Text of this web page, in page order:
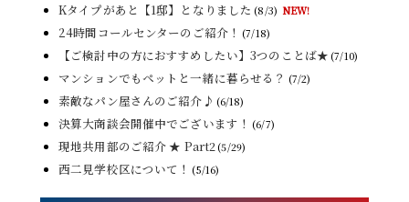
Kタイプがあと【1邸】となりました (8/3) NEW!
24時間コールセンターのご紹介！ (7/18)
【ご検討中の方におすすめしたい】3つのことば★ (7/10)
マンションでもペットと一緒に暮らせる？ (7/2)
素敵なパン屋さんのご紹介♪ (6/18)
決算大商談会開催中でございます！ (6/7)
現地共用部のご紹介 ★ Part2(5/29)
西二見学校区について！ (5/16)